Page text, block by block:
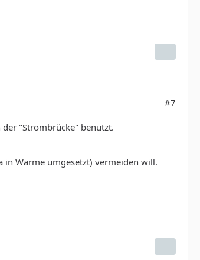
#7
"Strombrücke" benutzt.
in Wärme umgesetzt) vermeiden will.